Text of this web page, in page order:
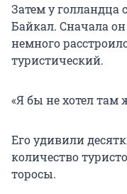
Затем у голландца
Байкал. Сначала
немного
туристический.
«Я бы не хотел там
Его удивили
количество
торосы.